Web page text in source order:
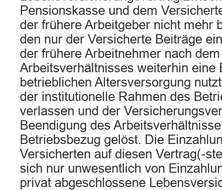
Pensionskasse und dem
der frühere Arbeitgeber nicht mehr
den nur der Versicherte Beiträge
der frühere Arbeitnehmer nach
Arbeitsverhältnisses weiterhin eine
betrieblichen Altersversorgung
der institutionelle Rahmen des
verlassen und der
Beendigung des
Betriebsbezug gelöst. Die
Versicherten auf diesen Vertrag(-
sich nur unwesentlich von
privat abgeschlossene